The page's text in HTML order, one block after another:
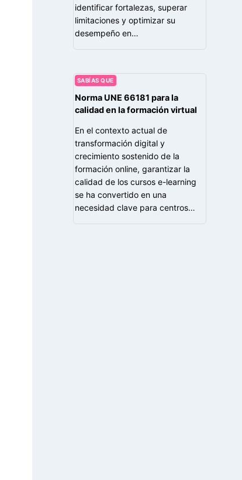
identificar fortalezas, superar
limitaciones y optimizar su
desempeño en…
SABÍAS QUE
Norma UNE 66181 para la
calidad en la formación virtual
En el contexto actual de
transformación digital y
crecimiento sostenido de la
formación online, garantizar la
calidad de los cursos e-learning
se ha convertido en una
necesidad clave para centros…